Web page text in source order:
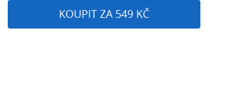
KOUPIT ZA 549 KČ